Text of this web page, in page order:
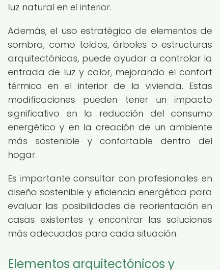
luz natural en el interior.
Además, el uso estratégico de elementos de
sombra, como toldos, árboles o estructuras
arquitectónicas, puede ayudar a controlar la
entrada de luz y calor, mejorando el confort
térmico en el interior de la vivienda. Estas
modificaciones pueden tener un impacto
significativo en la reducción del consumo
energético y en la creación de un ambiente
más sostenible y confortable dentro del
hogar.
Es importante consultar con profesionales en
diseño sostenible y eficiencia energética para
evaluar las posibilidades de reorientación en
casas existentes y encontrar las soluciones
más adecuadas para cada situación.
Elementos arquitectónicos y